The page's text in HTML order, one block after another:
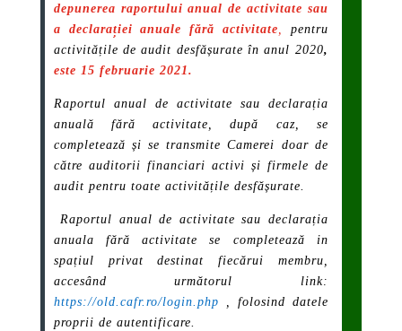
depunerea raportului anual de activitate sau
a declarației anuale fără activitate
pentru
activitățile de audit desfășurate în anul 2020,
este 15 februarie 2021.
Raportul anual de activitate sau declarația
anuală fără activitate, după caz, se
completează și se transmite Camerei doar de
către auditorii financiari activi și firmele de
audit pentru toate activitățile desfășurate.
Raportul anual de activitate sau declarația
anuala fără activitate se completează in
spațiul privat destinat fiecărui membru,
accesând următorul link:
https://old.cafr.ro/login.php , folosind datele
proprii de autentificare.